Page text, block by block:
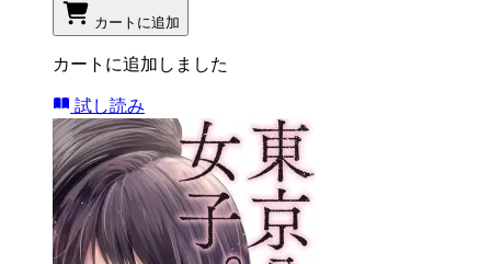
カートに追加
カートに追加しました
試し読み